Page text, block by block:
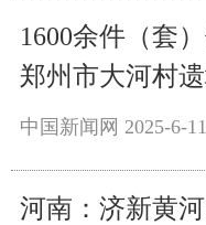
1600余件（套
郑州市大河村
中国新闻网 2025-6-
河南：济新黄